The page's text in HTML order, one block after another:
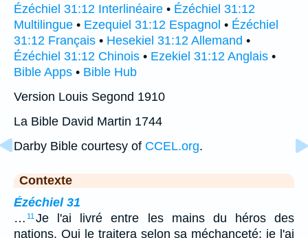
Ézéchiel 31:12 Interlinéaire • Ézéchiel 31:12
Multilingue • Ezequiel 31:12 Espagnol • Ézéchiel
31:12 Français • Hesekiel 31:12 Allemand •
Ézéchiel 31:12 Chinois • Ezekiel 31:12 Anglais •
Bible Apps • Bible Hub
Version Louis Segond 1910
La Bible David Martin 1744
Darby Bible courtesy of CCEL.org.
Contexte
Ézéchiel 31
… 11 Je l'ai livré entre les mains du héros des
nations, Qui le traitera selon sa méchanceté; je l'ai